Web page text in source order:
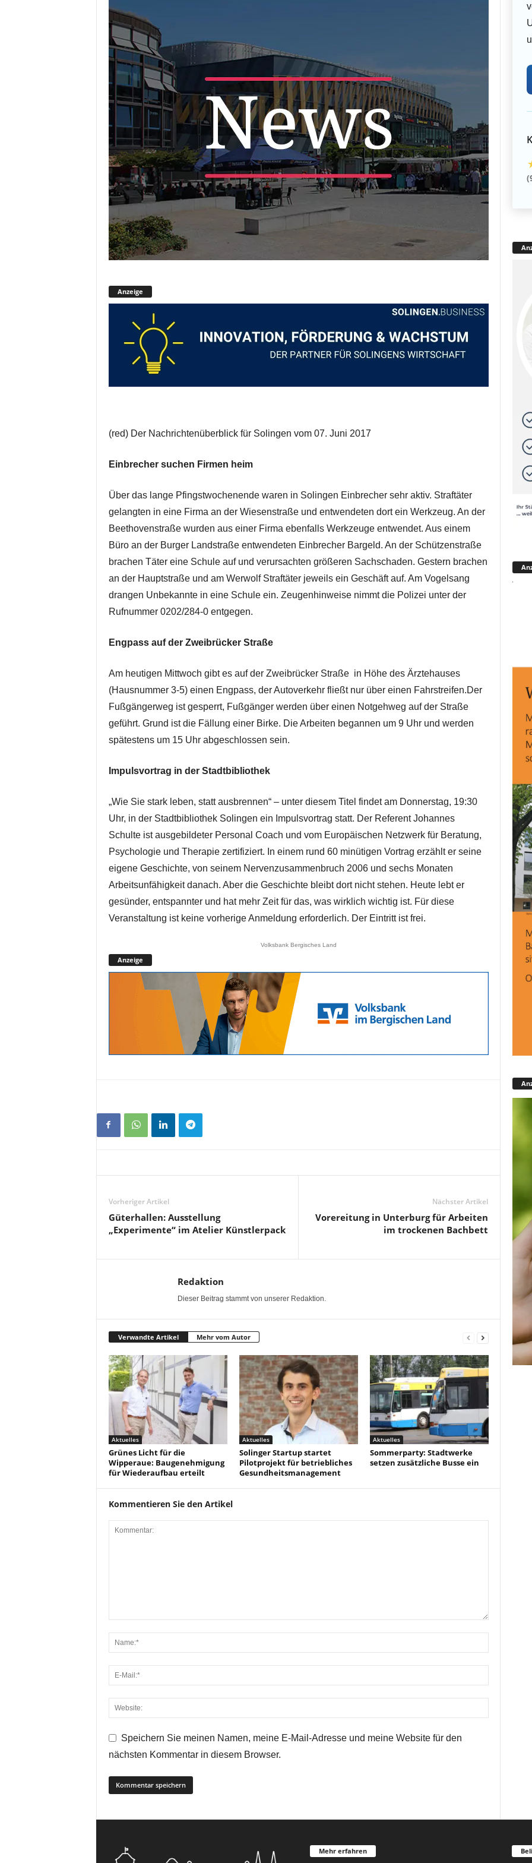
Anzeige
(red) Der Nachrichtenüberblick für Solingen vom 07. Juni 2017
Einbrecher suchen Firmen heim
Über das lange Pfingstwochenende waren in Solingen Einbrecher sehr aktiv. Straftäter
gelangten in eine Firma an der Wiesenstraße und entwendeten dort ein Werkzeug. An der
Beethovenstraße wurden aus einer Firma ebenfalls Werkzeuge entwendet. Aus einem
Büro an der Burger Landstraße entwendeten Einbrecher Bargeld. An der Schützenstraße
brachen Täter eine Schule auf und verursachten größeren Sachschaden. Gestern brachen
an der Hauptstraße und am Werwolf Straftäter jeweils ein Geschäft auf. Am Vogelsang
drangen Unbekannte in eine Schule ein. Zeugenhinweise nimmt die Polizei unter der
Rufnummer 0202/284-0 entgegen.
Engpass auf der Zweibrücker Straße
Am heutigen Mittwoch gibt es auf der Zweibrücker Straße in Höhe des Ärztehauses
(Hausnummer 3-5) einen Engpass, der Autoverkehr fließt nur über einen Fahrstreifen.Der
Fußgängerweg ist gesperrt, Fußgänger werden über einen Notgehweg auf der Straße
geführt. Grund ist die Fällung einer Birke. Die Arbeiten begannen um 9 Uhr und werden
spätestens um 15 Uhr abgeschlossen sein.
Impulsvortrag in der Stadtbibliothek
„Wie Sie stark leben, statt ausbrennen“ – unter diesem Titel findet am Donnerstag, 19:30
Uhr, in der Stadtbibliothek Solingen ein Impulsvortrag statt. Der Referent Johannes
Schulte ist ausgebildeter Personal Coach und vom Europäischen Netzwerk für Beratung,
Psychologie und Therapie zertifiziert. In einem rund 60 minütigen Vortrag erzählt er seine
eigene Geschichte, von seinem Nervenzusammenbruch 2006 und sechs Monaten
Arbeitsunfähigkeit danach. Aber die Geschichte bleibt dort nicht stehen. Heute lebt er
gesünder, entspannter und hat mehr Zeit für das, was wirklich wichtig ist. Für diese
Veranstaltung ist keine vorherige Anmeldung erforderlich. Der Eintritt ist frei.
Volksbank Bergisches Land
Anzeige
Vorheriger Artikel
Güterhallen: Ausstellung
„Experimente“ im Atelier Künstlerpack
Nächster Artikel
Vorereitung in Unterburg für Arbeiten
im trockenen Bachbett
Redaktion
Dieser Beitrag stammt von unserer Redaktion.
Verwandte Artikel Mehr vom Autor
Aktuelles
Grünes Licht für die
Wipperaue: Baugenehmigung
für Wiederaufbau erteilt
Aktuelles
Solinger Startup startet
Pilotprojekt für betriebliches
Gesundheitsmanagement
Aktuelles
Sommerparty: Stadtwerke
setzen zusätzliche Busse ein
Kommentieren Sie den Artikel
Speichern Sie meinen Namen, meine E-Mail-Adresse und meine Website für den
nächsten Kommentar in diesem Browser.
Mehr erfahren